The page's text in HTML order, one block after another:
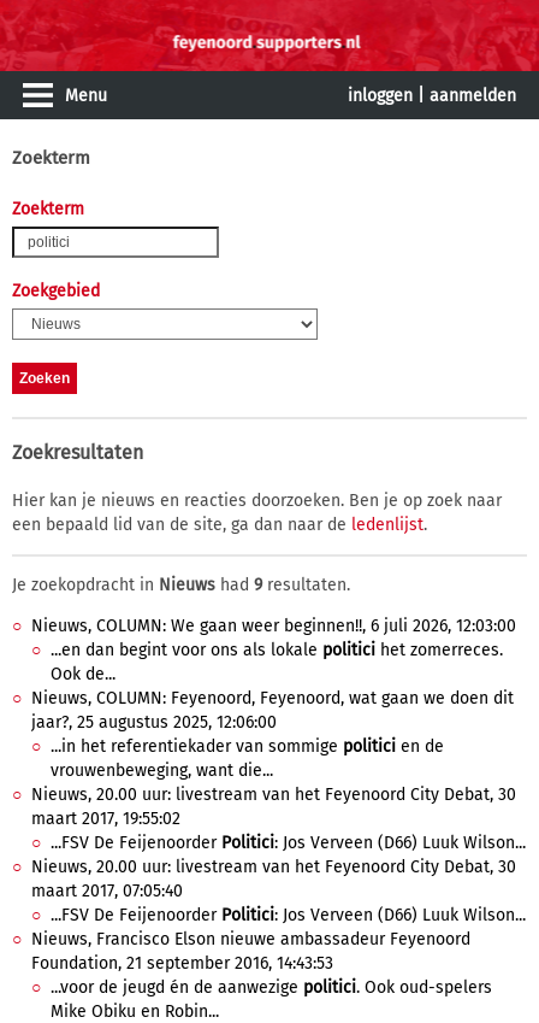
Menu inloggen aanmelden
Zoekterm
Zoekterm
Zoekgebied
Zoekresultaten
Hier kan je nieuws en reacties doorzoeken. Ben je op zoek naar
een bepaald lid van de site, ga dan naar de ledenlijst.
Je zoekopdracht in Nieuws had 9resultaten.
Nieuws, COLUMN: We gaan weer beginnen!!, 6 juli 2026, 12:03:00
...en dan begint voor ons als lokale politici het zomerreces.
Ook de...
Nieuws, COLUMN: Feyenoord, Feyenoord, wat gaan we doen dit
jaar?, 25 augustus 2025, 12:06:00
...in het referentiekader van sommige politici en de
vrouwenbeweging, want die...
Nieuws, 20.00 uur: livestream van het Feyenoord City Debat, 30
maart 2017, 19:55:02
...FSV De Feijenoorder Politici: Jos Verveen (D66) Luuk Wilson...
Nieuws, 20.00 uur: livestream van het Feyenoord City Debat, 30
maart 2017, 07:05:40
...FSV De Feijenoorder Politici: Jos Verveen (D66) Luuk Wilson...
Nieuws, Francisco Elson nieuwe ambassadeur Feyenoord
Foundation, 21 september 2016, 14:43:53
...voor de jeugd én de aanwezige politici. Ook oud-spelers
Mike Obiku en Robin...